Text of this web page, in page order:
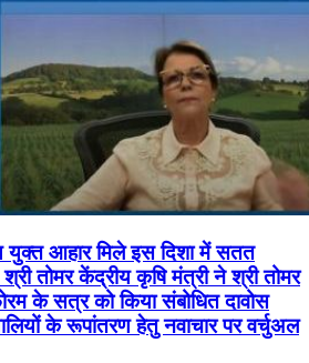
युक्त आहार मिले इस दिशा में सतत
तोमर केंद्रीय कृषि मंत्री ने श्री तोमर
के सत्र को किया संबोधित दावोस
के रूपांतरण हेतु नवाचार पर वर्चुअल